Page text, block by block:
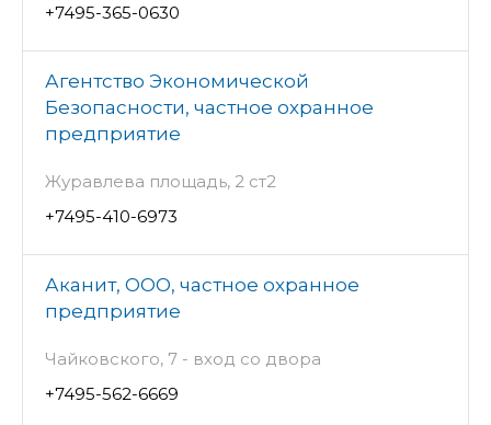
+7495-365-0630
Агентство Экономической
Безопасности, частное охранное
предприятие
Журавлева площадь, 2 ст2
+7495-410-6973
Аканит, ООО, частное охранное
предприятие
Чайковского, 7 - вход со двора
+7495-562-6669